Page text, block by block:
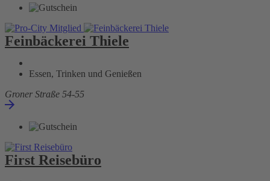
Feinbäckerei Thiele
Essen, Trinken und Genießen
Groner Straße 54-55
First Reisebüro